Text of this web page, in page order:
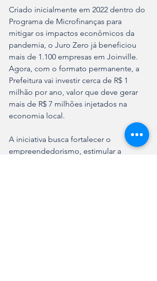
Criado inicialmente em 2022 dentro do
Programa de Microfinanças para
mitigar os impactos econômicos da
pandemia, o Juro Zero já beneficiou
mais de 1.100 empresas em Joinville.
Agora, com o formato permanente, a
Prefeitura vai investir cerca de R$ 1
milhão por ano, valor que deve gerar
mais de R$ 7 milhões injetados na
economia local.
A iniciativa busca fortalecer o
empreendedorismo, estimular a